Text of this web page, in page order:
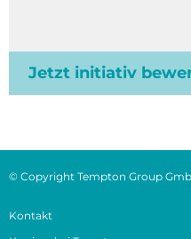
Jetzt initiativ
© Copyright Tempton Group
Kontakt